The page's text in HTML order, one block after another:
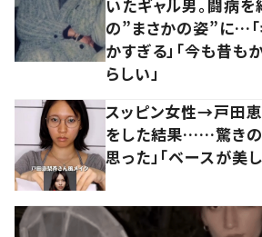
いたギャル男。闘病
の”まさかの姿”に…「ギ
かすぎる」「今も昔も
らしい」
スッピン女性→戸田
をした結果……驚きの
思った」「ベースが美し